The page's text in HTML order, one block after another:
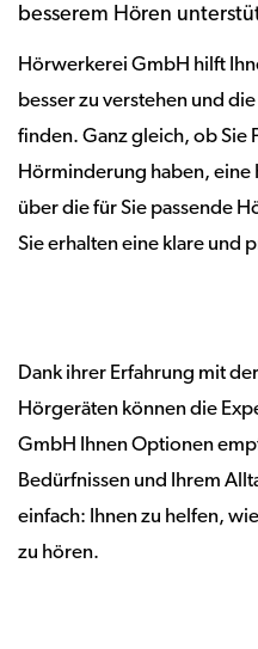
besserem Hören
Hörwerkerei GmbH hilft
besser zu verstehen und
finden. Ganz gleich, ob Sie
Hörminderung haben,
über die für Sie passende
Sie erhalten eine klare und
Dank ihrer Erfahrung mit
Hörgeräten können die
GmbH Ihnen Optionen
Bedürfnissen und Ihrem
einfach: Ihnen zu helfen,
zu hören.